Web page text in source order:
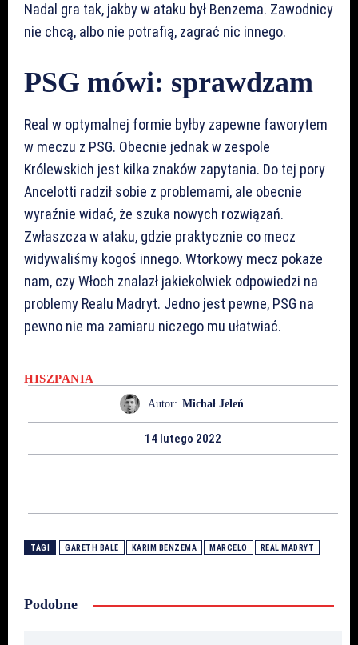
Nadal gra tak, jakby w ataku był Benzema. Zawodnicy
nie chcą, albo nie potrafią, zagrać nic innego.
PSG mówi: sprawdzam
Real w optymalnej formie byłby zapewne faworytem
w meczu z PSG. Obecnie jednak w zespole
Królewskich jest kilka znaków zapytania. Do tej pory
Ancelotti radził sobie z problemami, ale obecnie
wyraźnie widać, że szuka nowych rozwiązań.
Zwłaszcza w ataku, gdzie praktycznie co mecz
widywaliśmy kogoś innego. Wtorkowy mecz pokaże
nam, czy Włoch znalazł jakiekolwiek odpowiedzi na
problemy Realu Madryt. Jedno jest pewne, PSG na
pewno nie ma zamiaru niczego mu ułatwiać.
HISZPANIA
Autor: Michał Jeleń
14 lutego 2022
TAGI GARETH BALE KARIM BENZEMA MARCELO REAL MADRYT
Podobne